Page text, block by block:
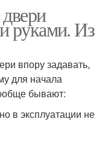
руками. Из
впору задавать,
для начала
бывают:
в эксплуатации не